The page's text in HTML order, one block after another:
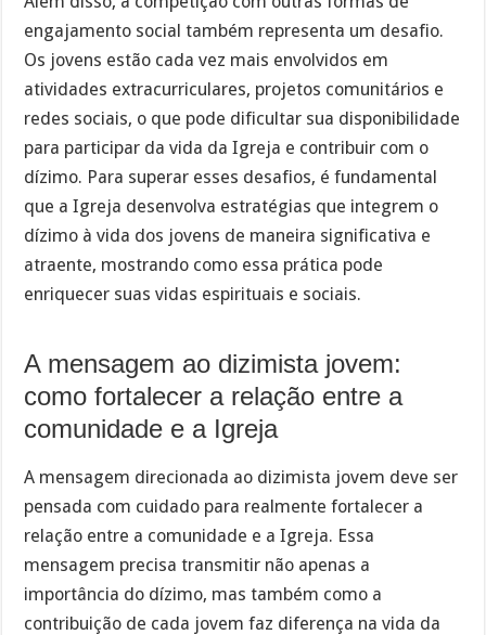
engajamento social também representa um desafio.
Os jovens estão cada vez mais envolvidos em
atividades extracurriculares, projetos comunitários e
redes sociais, o que pode dificultar sua disponibilidade
para participar da vida da Igreja e contribuir com o
dízimo. Para superar esses desafios, é fundamental
que a Igreja desenvolva estratégias que integrem o
dízimo à vida dos jovens de maneira significativa e
atraente, mostrando como essa prática pode
enriquecer suas vidas espirituais e sociais.
A mensagem ao dizimista jovem:
como fortalecer a relação entre a
comunidade e a Igreja
A mensagem direcionada ao dizimista jovem deve ser
pensada com cuidado para realmente fortalecer a
relação entre a comunidade e a Igreja. Essa
mensagem precisa transmitir não apenas a
importância do dízimo, mas também como a
contribuição de cada jovem faz diferença na vida da